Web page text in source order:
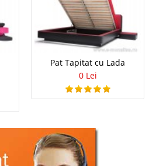
Pat Tapitat cu Lada
0 Lei